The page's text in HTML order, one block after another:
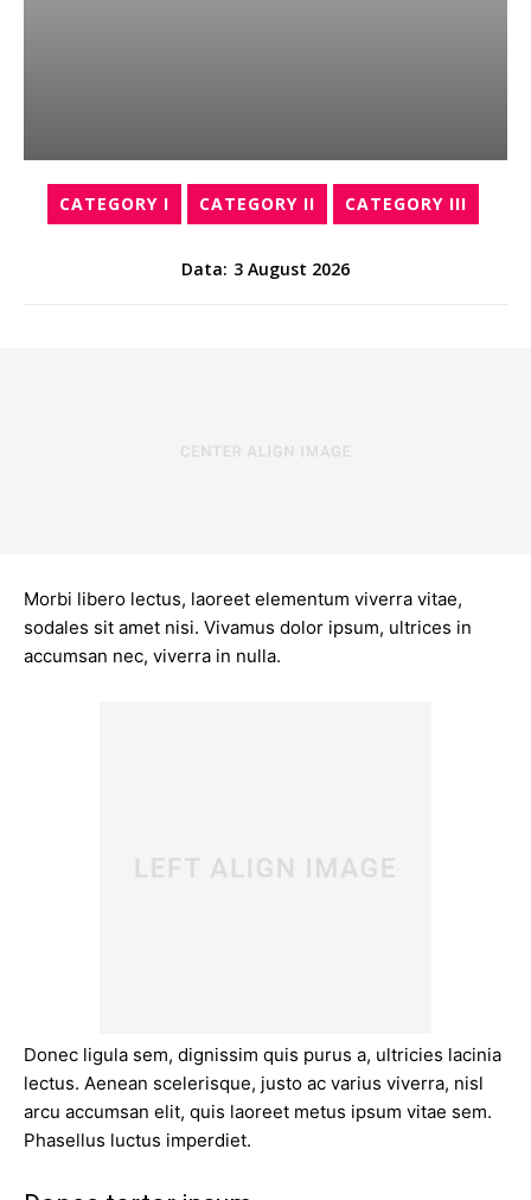
CATEGORY I CATEGORY II CATEGORY III
Data: 3 August 2026
Morbi libero lectus, laoreet elementum viverra vitae,
sodales sit amet nisi. Vivamus dolor ipsum, ultrices in
accumsan nec, viverra in nulla.
Donec ligula sem, dignissim quis purus a, ultricies lacinia
lectus. Aenean scelerisque, justo ac varius viverra, nisl
arcu accumsan elit, quis laoreet metus ipsum vitae sem.
Phasellus luctus imperdiet.